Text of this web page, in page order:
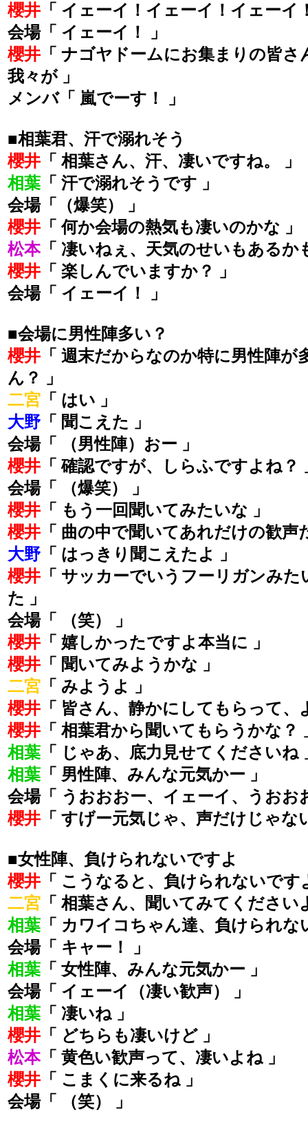
櫻井 「 イェーイ！イェーイ！イェーイ
会場「 イェーイ！ 」
櫻井 「 ナゴヤドームにお集まりの皆
我々が 」
メンバ「 嵐でーす！ 」
■相葉君、汗で溺れそう
櫻井 「 相葉さん、汗、凄いですね。 」
相葉 「 汗で溺れそうです 」
会場「（爆笑） 」
櫻井 「 何か会場の熱気も凄いのかな 」
松本「 凄いねぇ、天気のせいもあるか
櫻井 「 楽しんでいますか？ 」
会場「 イェーイ！ 」
■会場に男性陣多い？
櫻井 「 週末だからなのか特に男性陣が
ん？ 」
二宮 「 はい 」
大野 「 聞こえた 」
会場「 （男性陣）おー 」
櫻井 「 確認ですが、しらふですよね？
会場「 （爆笑） 」
櫻井 「 もう一回聞いてみたいな 」
櫻井 「 曲の中で聞いてあれだけの歓
大野 「 はっきり聞こえたよ 」
櫻井 「 サッカーでいうフーリガンみ
た 」
会場「 （笑） 」
櫻井 「 嬉しかったですよ本当に 」
櫻井 「 聞いてみようかな 」
二宮 「 みようよ 」
櫻井 「 皆さん、静かにしてもらって、
櫻井 「 相葉君から聞いてもらうかな？
相葉 「 じゃあ、底力見せてくださいね
相葉 「 男性陣、みんな元気かー 」
会場「 うおおおー、イェーイ、うおお
櫻井 「 すげー元気じゃ、声だけじゃな
■女性陣、負けられないですよ
櫻井 「 こうなると、負けられないです
二宮 「 相葉さん、聞いてみてください
相葉 「 カワイコちゃん達、負けられな
会場「 キャー！ 」
相葉 「 女性陣、みんな元気かー 」
会場「 イェーイ（凄い歓声） 」
相葉 「 凄いね 」
櫻井 「 どちらも凄いけど 」
松本「 黄色い歓声って、凄いよね 」
櫻井 「 こまくに来るね 」
会場「 （笑） 」